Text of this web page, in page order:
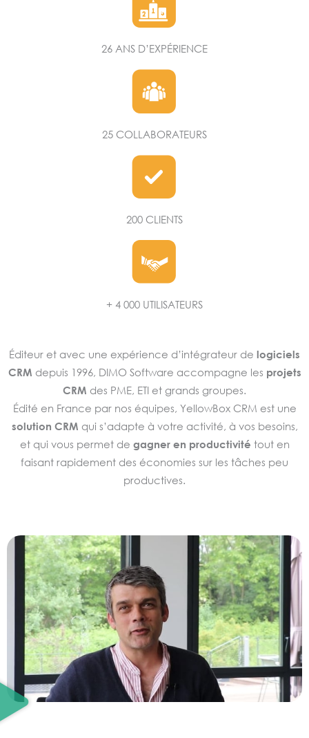
26 ANS D’EXPÉRIENCE
25 COLLABORATEURS
200 CLIENTS
+ 4 000 UTILISATEURS
Éditeur et avec une expérience d’intégrateur de logiciels
CRM depuis 1996, DIMO Software accompagne les projets
CRM des PME, ETI et grands groupes.
Édité en France par nos équipes, YellowBox CRM est une
solution CRM qui s’adapte à votre activité, à vos besoins,
et qui vous permet de gagner en productivité tout en
faisant rapidement des économies sur les tâches peu
productives.